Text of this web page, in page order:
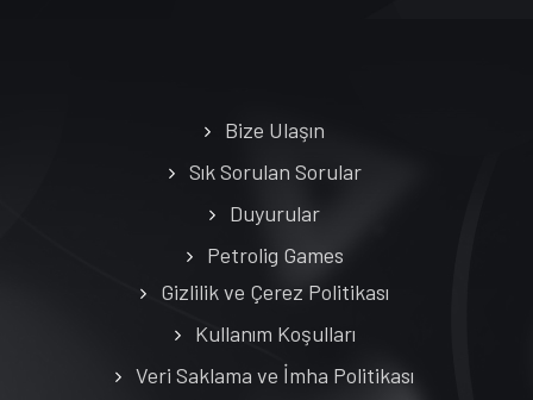
Bize Ulaşın
Sık Sorulan Sorular
Duyurular
Petrolig Games
Gizlilik ve Çerez Politikası
Kullanım Koşulları
Veri Saklama ve İmha Politikası